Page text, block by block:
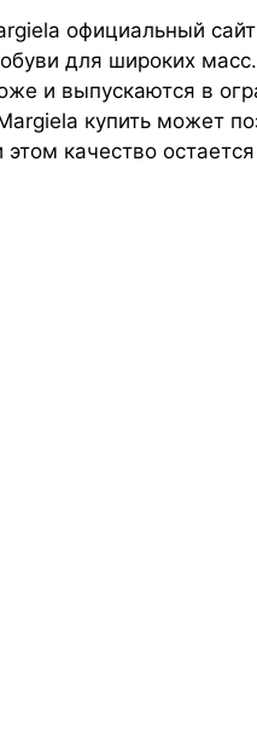
официальный
для широких
и выпускаются в
купить может
качество